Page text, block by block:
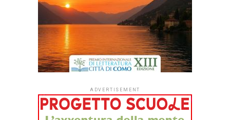
sguardi sul mondo.
DaNicoletta Fasani il 24
giugno alle ore 1800
terrà la presentazione
diTagli & ritagli. Il grande
libro del collagedella
Angelica Gerosa
pubblicato daTopipittori.